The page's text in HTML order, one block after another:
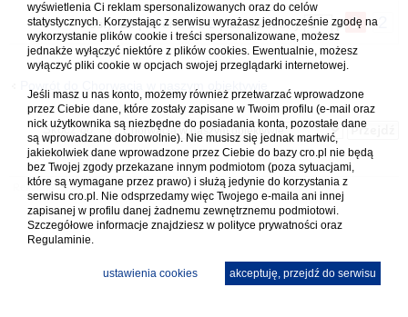
Posty: 28 |Strona1z2| idź do strony | 1
Skocz do:
wyświetlenia Ci reklam spersonalizowanych oraz do celów
statystycznych. Korzystając z serwisu wyrażasz jednocześnie zgodę na
wykorzystanie plików cookie i treści spersonalizowane, możesz
jednakże wyłączyć niektóre z plików cookies. Ewentualnie, możesz
wyłączyć pliki cookie w opcjach swojej przeglądarki internetowej.
Jeśli masz u nas konto, możemy również przetwarzać wprowadzone
przez Ciebie dane, które zostały zapisane w Twoim profilu (e-mail oraz
nick użytkownika są niezbędne do posiadania konta, pozostałe dane
są wprowadzane dobrowolnie). Nie musisz się jednak martwić,
jakiekolwiek dane wprowadzone przez Ciebie do bazy cro.pl nie będą
bez Twojej zgody przekazane innym podmiotom (poza sytuacjami,
które są wymagane przez prawo) i służą jedynie do korzystania z
serwisu cro.pl. Nie odsprzedamy więc Twojego e-maila ani innej
zapisanej w profilu danej żadnemu zewnętrznemu podmiotowi.
Szczegółowe informacje znajdziesz w polityce prywatności oraz
Regulaminie.
akceptuję, przejdź do serwisu
ustawienia cookies